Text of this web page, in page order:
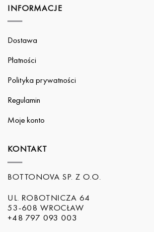
INFORMACJE
Dostawa
Płatności
Polityka prywatności
Regulamin
Moje konto
KONTAKT
BOTTONOVA SP. Z O.O.
UL. ROBOTNICZA 64
53-608 WROCŁAW
+48 797 093 003